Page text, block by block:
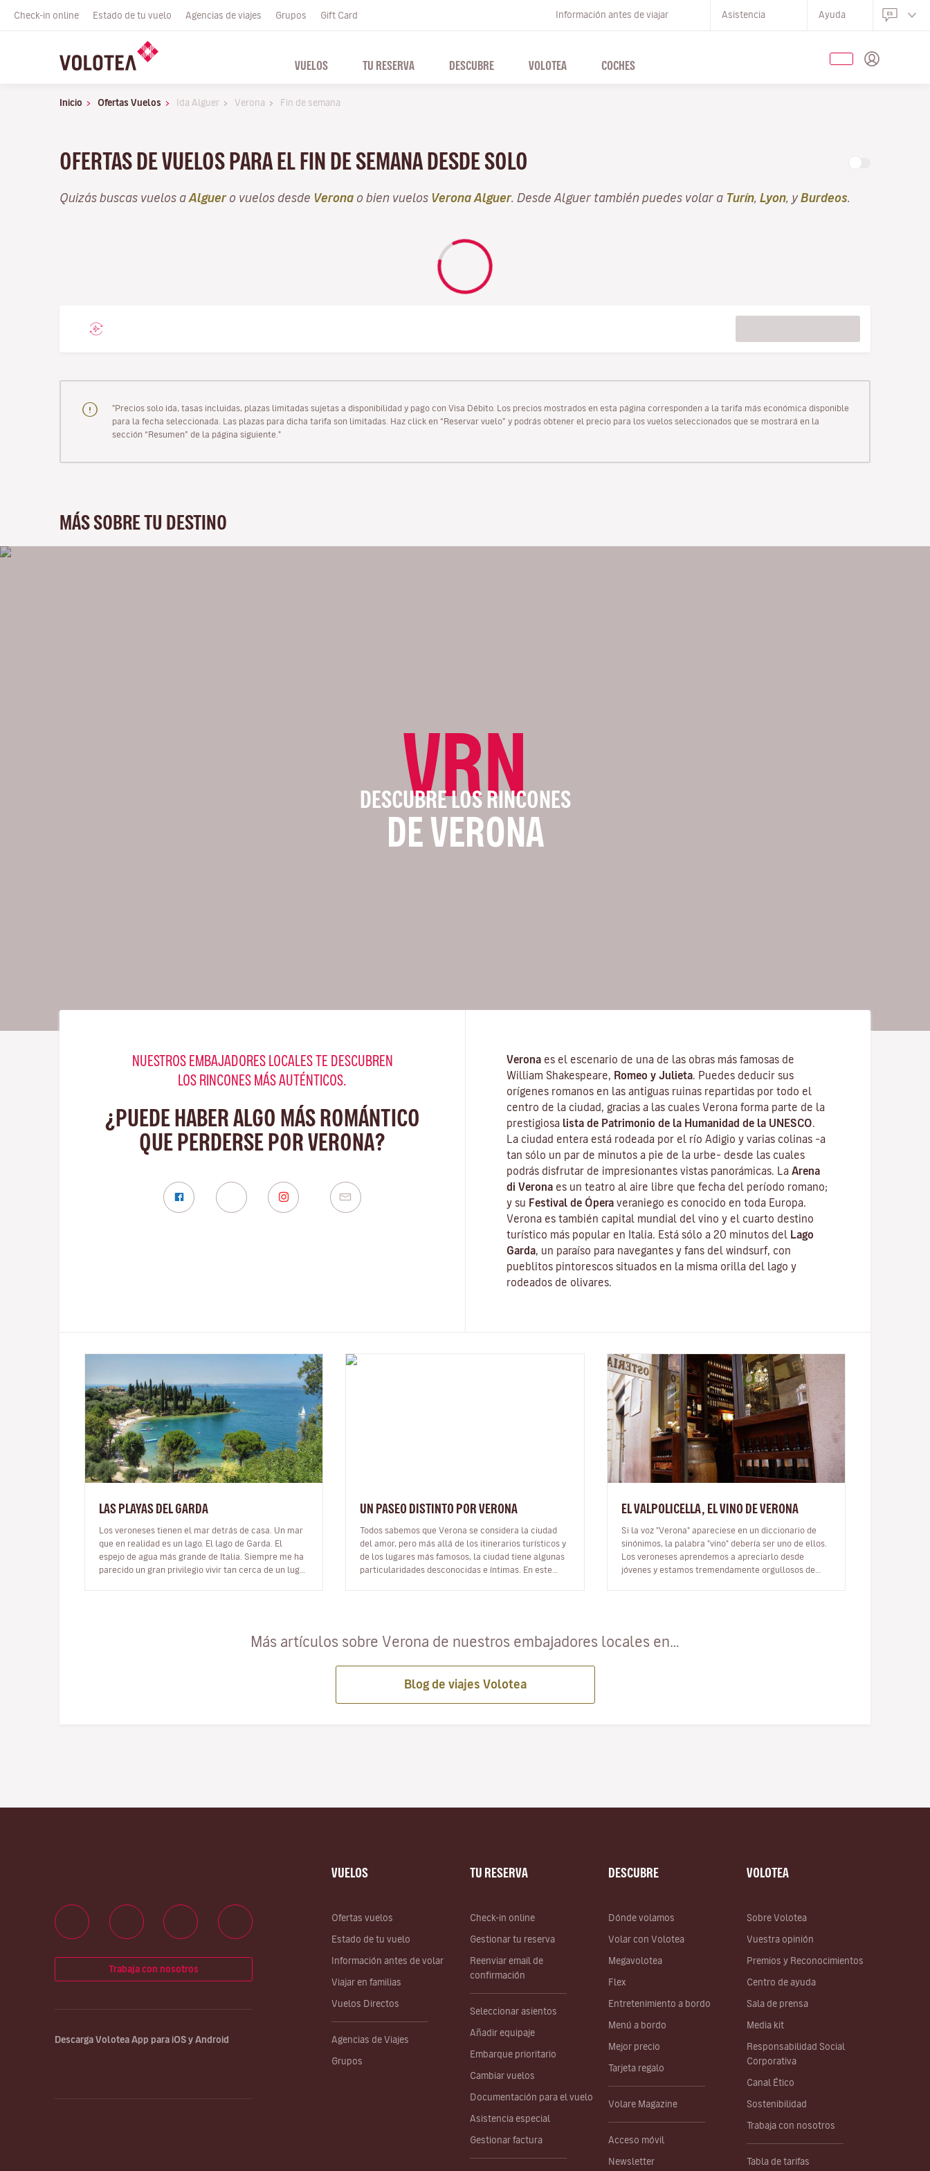
Check-in online Estado de tu vuelo Agencias de viajes Grupos Gift Card Información antes de viajar Asistencia Ayuda
VUELOS TU RESERVA DESCUBRE VOLOTEA COCHES
Inicio Ofertas Vuelos Ida Alguer Verona Fin de semana
OFERTAS DE VUELOS PARA EL FIN DE SEMANA DESDE SOLO
Quizás buscas vuelos a Alguero vuelos desde Verona o bien vuelos Verona Alguer. Desde Alguer también puedes volar a Turín Lyon , yBurdeos
"Precios solo ida, tasas incluidas, plazas limitadas sujetas a disponibilidad y pago con Visa Débito. Los precios mostrados en esta página corresponden a la tarifa más económica disponible
para la fecha seleccionada. Las plazas para dicha tarifa son limitadas. Haz click en “Reservar vuelo” y podrás obtener el precio para los vuelos seleccionados que se mostrará en la
sección “Resumen” de la página siguiente."
MÁS SOBRE TU DESTINO
VRN
DESCUBRE LOS RINCONES
DE VERONA
NUESTROS EMBAJADORES LOCALES TE DESCUBREN
LOS RINCONES MÁS AUTÉNTICOS.
¿PUEDE HABER ALGO MÁS ROMÁNTICO
QUE PERDERSE POR VERONA?
Verona es el escenario de una de las obras más famosas de
William Shakespeare,
Romeo y Julieta . Puedes deducir sus
orígenes romanos en las antiguas ruinas repartidas por todo el
centro de la ciudad, gracias a las cuales Verona forma parte de la
prestigiosa
lista de Patrimonio de la Humanidad de la UNESCO
La ciudad entera está rodeada por el río Adigio y varias colinas –a
tan sólo un par de minutos a pie de la urbe– desde las cuales
podrás disfrutar de impresionantes vistas panorámicas. La Arena
di Verona es un teatro al aire libre que fecha del período romano;
y su Festival de Ópera veraniego es conocido en toda Europa.
Verona es también capital mundial del vino y el cuarto destino
turístico más popular en Italia. Está sólo a 20 minutos del
Lago
Garda , un paraíso para navegantes y fans del windsurf, con
pueblitos pintorescos situados en la misma orilla del lago y
rodeados de olivares.
LAS PLAYAS DEL GARDA
Los veroneses tienen el mar detrás de casa. Un mar
que en realidad es un lago. El lago de Garda. El
espejo de agua más grande de Italia. Siempre me ha
parecido un gran privilegio vivir tan cerca de un lugar
UN PASEO DISTINTO POR VERONA
Todos sabemos que Verona se considera la ciudad
del amor, pero más allá de los itinerarios turísticos y
de los lugares más famosos, la ciudad tiene algunas
particularidades desconocidas e íntimas. En este
EL VALPOLICELLA, EL VINO DE VERONA
Si la voz "Verona" apareciese en un diccionario de
sinónimos, la palabra "vino" debería ser uno de ellos.
Los veroneses aprendemos a apreciarlo desde
jóvenes y estamos tremendamente orgullosos de
Más artículos sobre Verona de nuestros embajadores locales en…
Blog de viajes Volotea
VUELOS
Ofertas vuelos
Estado de tu vuelo
Información antes de volar
Viajar en familias
Vuelos Directos
Agencias de Viajes
Grupos
TU RESERVA
Check-in online
Gestionar tu reserva
Reenviar email de
confirmación
Seleccionar asientos
Añadir equipaje
Embarque prioritario
Cambiar vuelos
Documentación para el vuelo
Asistencia especial
Gestionar factura
DESCUBRE
Dónde volamos
Volar con Volotea
Megavolotea
Flex
Entretenimiento a bordo
Menú a bordo
Mejor precio
Tarjeta regalo
Volare Magazine
Acceso móvil
Newsletter
VOLOTEA
Sobre Volotea
Vuestra opinión
Premios y Reconocimientos
Centro de ayuda
Sala de prensa
Media kit
Responsabilidad Social
Corporativa
Canal Ético
Sostenibilidad
Trabaja con nosotros
Tabla de tarifas
Trabaja con nosotros
Descarga Volotea App para iOS y Android